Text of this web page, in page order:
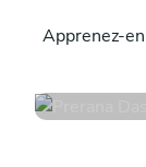
Apprenez-
Paris